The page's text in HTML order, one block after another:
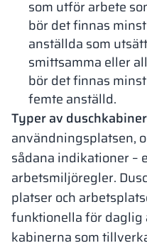
som utför arbete
bör det finnas
anställda som
smittsamma eller
bör det finnas
femte anställd.
Typer av duschkabiner
användningsplatsen,
sådana indikationer –
arbetsmiljöregler.
platser och
funktionella för daglig
kabinerna som